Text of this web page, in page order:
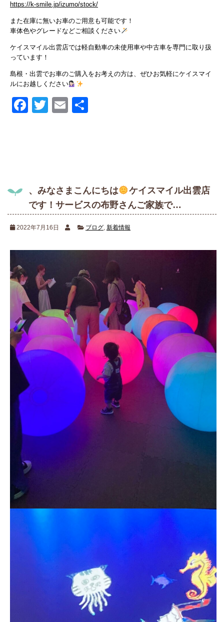
https://k-smile.jp/izumo/stock/
また在庫に無いお車のご用意も可能です！
車体色やグレードなどご相談ください
ケイスマイル出雲店では軽自動車の未使用車や中古車を専門に取り扱
っています！
島根・出雲でお車のご購入をお考えの方は、ぜひお気軽にケイスマイ
ルにお越しください
Facebook
TwitterEmail
、みなさまこんにちは
ケイスマイル出雲店
です！サービスの布野さんご家族で…
2022年7月16日 ブログ 新着情報